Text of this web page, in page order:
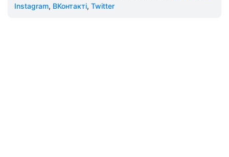
Instagram, ВКонтакті, Twitter